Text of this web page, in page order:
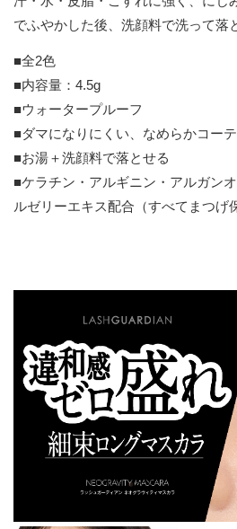
でふやかした後、洗顔料で洗って落
■全2色
■内容量：4.5g
■ウォータープルーフ
■ダマになりにくい、なめらかコー
■お湯＋洗顔料で落とせる
■ケラチン・アルギニン・アルガン
ルゼリーエキス配合（すべてまつげ